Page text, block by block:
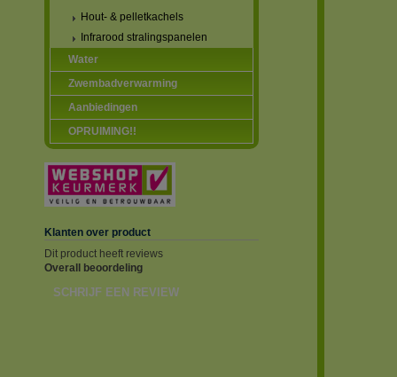
Hout- & pelletkachels
Infrarood stralingspanelen
Water
Zwembadverwarming
Aanbiedingen
OPRUIMING!!
Klanten over product
Dit product heeft reviews
Overall beoordeling
SCHRIJF EEN REVIEW